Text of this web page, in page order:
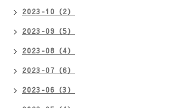
2023-10（2）
2023-09（5）
2023-08（4）
2023-07（6）
2023-06（3）